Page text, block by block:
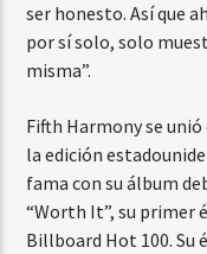
ser honesto. Así que
por sí solo, solo
misma”.
Fifth Harmony se
la edición
fama con su álbum
“Worth It”, su primer
Billboard Hot 100. Su